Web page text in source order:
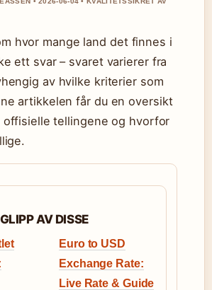
hvor mange land det finnes i
ett svar – svaret varierer fra
av hvilke kriterier som
artikkelen får du en oversikt
offisielle tellingene og hvorfor
AV DISSE
Euro to USD
Exchange Rate:
Live Rate & Guide